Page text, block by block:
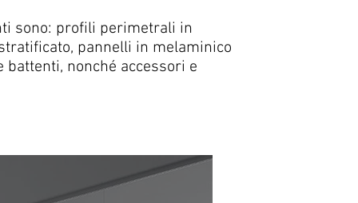
sono: profili perimetrali in
pannelli in melaminico
battenti, nonché accessori e